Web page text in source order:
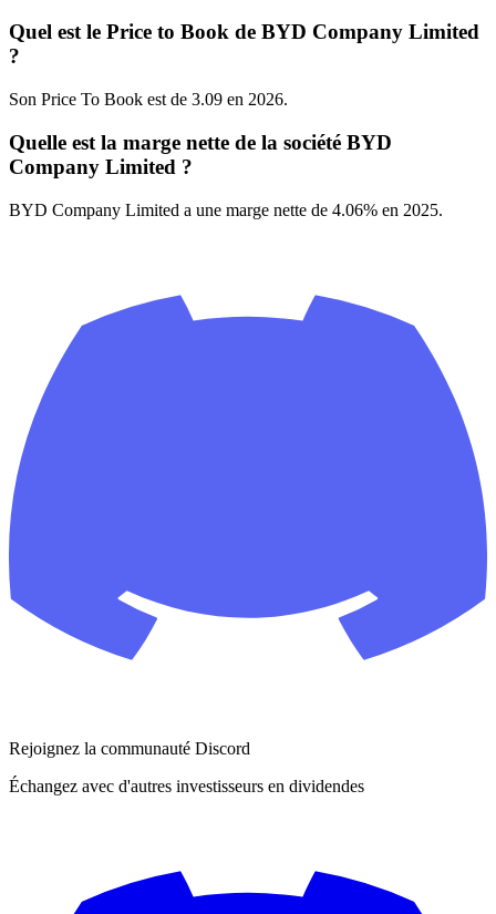
Quel est le Price to Book de BYD Company Limited
?
Son Price To Book est de 3.09 en 2026.
Quelle est la marge nette de la société BYD
Company Limited ?
BYD Company Limited a une marge nette de 4.06% en 2025.
Rejoignez la communauté Discord
Échangez avec d'autres investisseurs en dividendes